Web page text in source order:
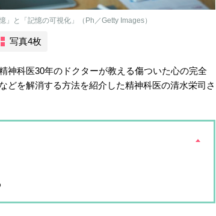
と「記憶の可視化」（Ph／Getty Images）
写真4枚
神科医30年のドクターが教える傷ついた心の完全
どを解消する方法を紹介した精神科医の清水栄司さ